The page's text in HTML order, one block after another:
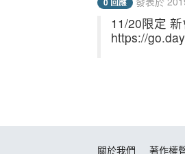
0 回應
11/20限定
https://
關於我們 著作權